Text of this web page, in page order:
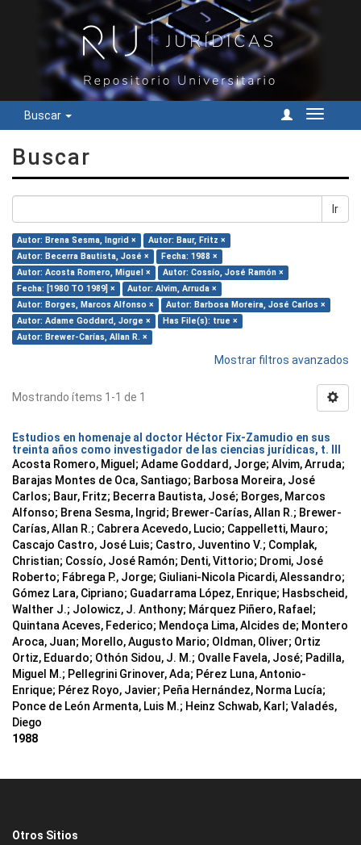
Buscar
Cambiar
Buscar
Ir
Autor: Brena Sesma, Ingrid ×
Autor: Baur, Fritz ×
Autor: Becerra Bautista, José ×
Fecha: 1988 ×
Autor: Acosta Romero, Miguel ×
Autor: Cossío, José Ramón ×
Fecha: [1980 TO 1989] ×
Autor: Alvim, Arruda ×
Autor: Borges, Marcos Alfonso ×
Autor: Barbosa Moreira, José Carlos ×
Autor: Adame Goddard, Jorge ×
Has File(s): true ×
Autor: Brewer-Carías, Allan R. ×
Mostrar filtros avanzados
Mostrando ítems 1-1 de 1
Estudios en homenaje al doctor Héctor Fix-Zamudio en sus
treinta años como investigador de las ciencias jurídicas, t. III
Acosta Romero, Miguel; Adame Goddard, Jorge; Alvim, Arruda;
Barajas Montes de Oca, Santiago; Barbosa Moreira, José
Carlos; Baur, Fritz; Becerra Bautista, José; Borges, Marcos
Alfonso; Brena Sesma, Ingrid; Brewer-Carías, Allan R.; Brewer-
Carías, Allan R.; Cabrera Acevedo, Lucio; Cappelletti, Mauro;
Cascajo Castro, José Luis; Castro, Juventino V.; Complak,
Christian; Cossío, José Ramón; Denti, Vittorio; Dromi, José
Roberto; Fábrega P., Jorge; Giuliani-Nicola Picardi, Alessandro;
Gómez Lara, Cipriano; Guadarrama López, Enrique; Hasbscheid,
Walther J.; Jolowicz, J. Anthony; Márquez Piñero, Rafael;
Quintana Aceves, Federico; Mendoça Lima, Alcides de; Montero
Aroca, Juan; Morello, Augusto Mario; Oldman, Oliver; Ortiz
Ortiz, Eduardo; Othón Sidou, J. M.; Ovalle Favela, José; Padilla,
Miguel M.; Pellegrini Grinover, Ada; Pérez Luna, Antonio-
Enrique; Pérez Royo, Javier; Peña Hernández, Norma Lucía;
Ponce de León Armenta, Luis M.; Heinz Schwab, Karl; Valadés,
Diego
1988
Otros Sitios